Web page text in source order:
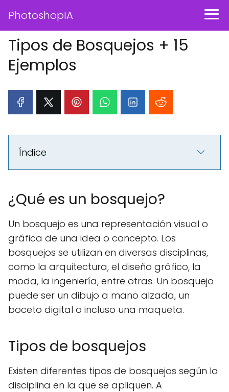
PhotoshopIA
Tipos de Bosquejos + 15
Ejemplos
Índice
¿Qué es un bosquejo?
Un bosquejo es una representación visual o
gráfica de una idea o concepto. Los
bosquejos se utilizan en diversas disciplinas,
como la arquitectura, el diseño gráfico, la
moda, la ingeniería, entre otras. Un bosquejo
puede ser un dibujo a mano alzada, un
boceto digital o incluso una maqueta.
Tipos de bosquejos
Existen diferentes tipos de bosquejos según la
disciplina en la que se apliquen. A